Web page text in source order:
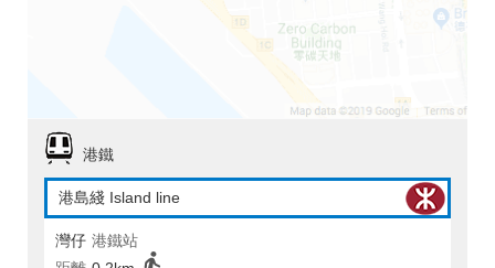
港鐵
港島綫 Island line
灣仔 港鐵站